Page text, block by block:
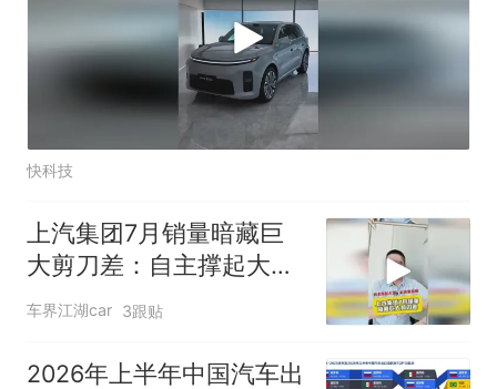
快科技
上汽集团7月销量暗藏巨
大剪刀差：自主撑起大
盘，合资拖后腿
车界江湖car 3跟贴
2026年上半年中国汽车出